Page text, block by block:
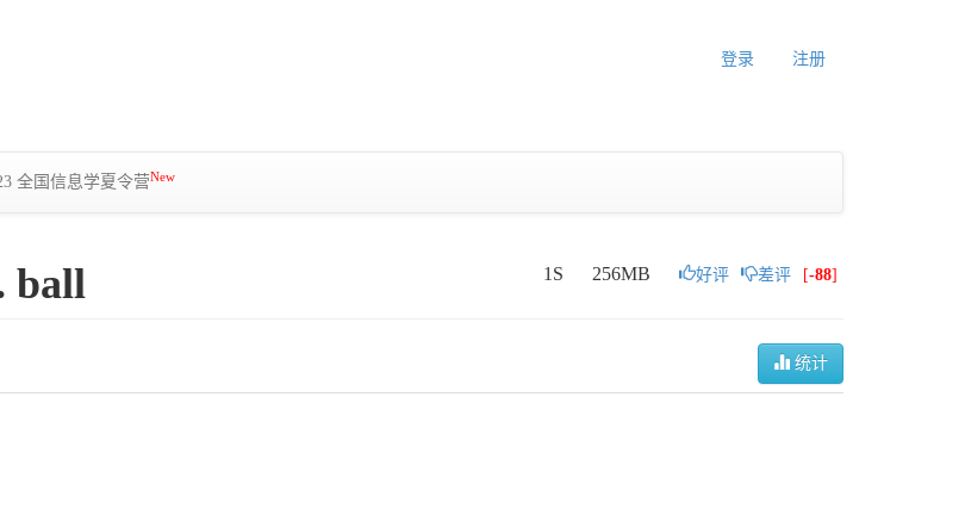
登录 注册
全国信息学夏令营New
1S 256MB 好评 差评 [-88]
ball
统计